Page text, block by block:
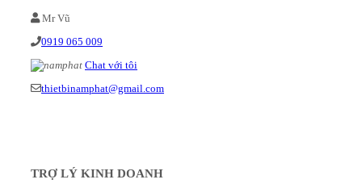
Mr Vũ
0919 065 009
Chat với tôi
thietbinamphat@gmail.com
TRỢ LÝ KINH DOANH